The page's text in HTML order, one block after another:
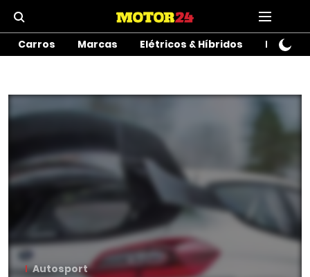
Carros Marcas Elétricos & Híbridos Motos
Autosport